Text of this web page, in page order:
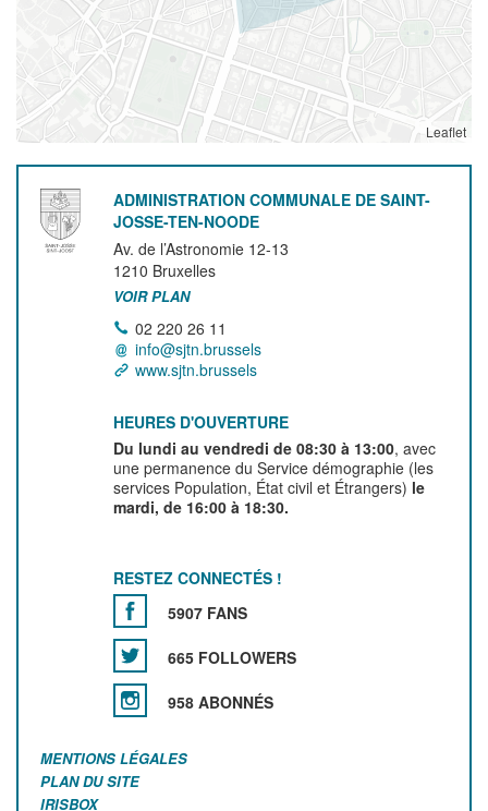
Leaflet
ADMINISTRATION COMMUNALE DE SAINT-
JOSSE-TEN-NOODE
Av. de l’Astronomie 12-13
1210 Bruxelles
VOIR PLAN
02 220 26 11
info@sjtn.brussels
www.sjtn.brussels
HEURES D'OUVERTURE
Du lundi au vendredi de 08:30 à 13:00, avec
une permanence du Service démographie (les
services Population, État civil et Étrangers) le
mardi, de 16:00 à 18:30.
RESTEZ CONNECTÉS !
5907 FANS
665 FOLLOWERS
958 ABONNÉS
MENTIONS LÉGALES
PLAN DU SITE
IRISBOX